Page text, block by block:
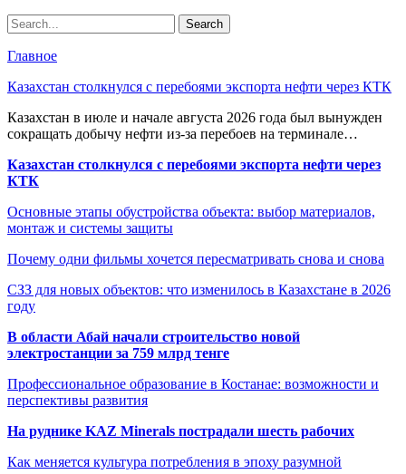
Главное
Казахстан столкнулся с перебоями экспорта нефти через КТК
Казахстан в июле и начале августа 2026 года был вынужден
сокращать добычу нефти из-за перебоев на терминале…
Казахстан столкнулся с перебоями экспорта нефти через
КТК
Основные этапы обустройства объекта: выбор материалов,
монтаж и системы защиты
Почему одни фильмы хочется пересматривать снова и снова
СЗЗ для новых объектов: что изменилось в Казахстане в 2026
году
В области Абай начали строительство новой
электростанции за 759 млрд тенге
Профессиональное образование в Костанае: возможности и
перспективы развития
На руднике KAZ Minerals пострадали шесть рабочих
Как меняется культура потребления в эпоху разумной